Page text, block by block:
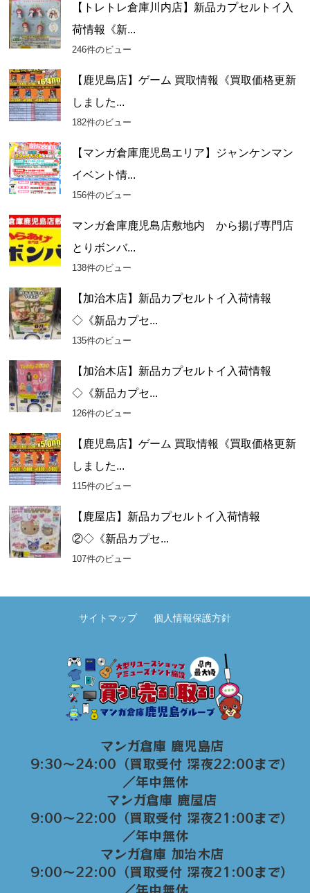
【トレトレ倉庫川内店】新品カプセルトイ入
荷情報《新...
246件のビュー
【鹿児島店】ゲーム 買取情報《買取価格更新
しました...
182件のビュー
【マンガ倉庫鹿児島エリア】ジャンケンマン
イベント情...
156件のビュー
マンガ倉庫鹿児島店敷地内 から揚げ専門店
とりボンバ...
138件のビュー
【加治木店】新品カプセルトイ入荷情報
◇《新品カプセ...
135件のビュー
【加治木店】新品カプセルトイ入荷情報
◇《新品カプセ...
126件のビュー
【鹿児島店】ゲーム 買取情報《買取価格更新
しました...
115件のビュー
【鹿屋店】新品カプセルトイ入荷情報
②◇《新品カプセ...
107件のビュー
サイトマップ 個人情報保護方針
マンガ倉庫 鹿児島店
9:30～24:00（買取受付 深夜22:00まで）
／年中無休
マンガ倉庫 鹿屋店
9:00～22:00（買取受付 深夜21:00まで）
／年中無休
マンガ倉庫 加治木店
9:00〜22:00（買取受付 深夜21:00まで）